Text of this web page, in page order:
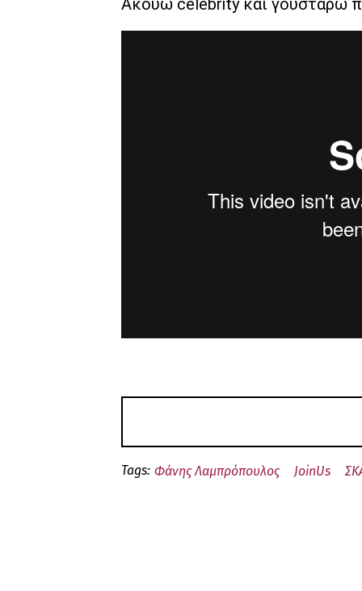
Tags: Φάνης Λαμπρόπουλος JoinUs